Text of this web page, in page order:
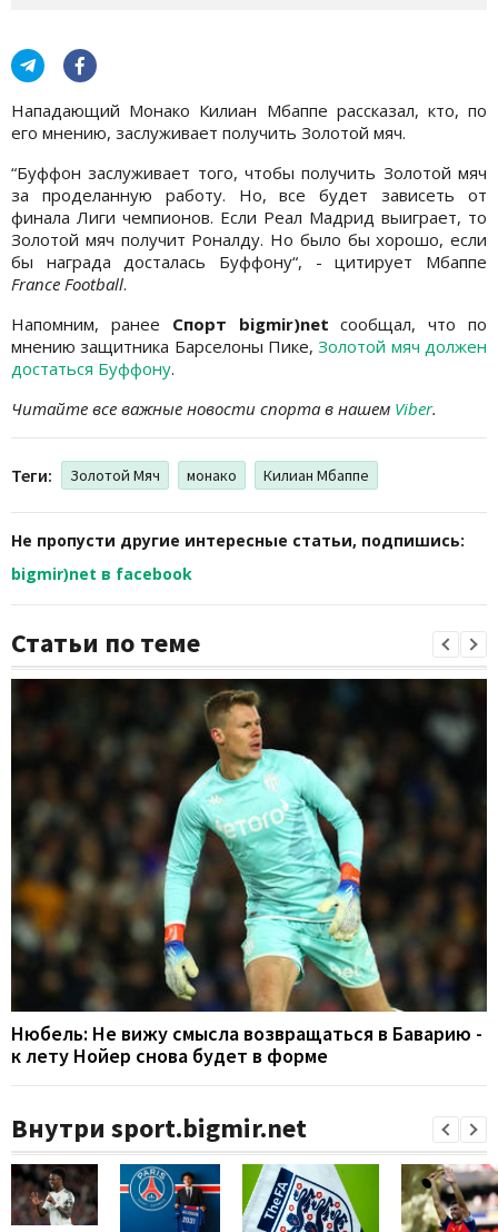
Нападающий Монако Килиан Мбаппе рассказал, кто, по
его мнению, заслуживает получить Золотой мяч.
“Буффон заслуживает того, чтобы получить Золотой мяч
за проделанную работу. Но, все будет зависеть от
финала Лиги чемпионов. Если Реал Мадрид выиграет, то
Золотой мяч получит Роналду. Но было бы хорошо, если
бы награда досталась Буффону“, - цитирует Мбаппе
France Football.
Напомним, ранее Спорт bigmir)netсообщал, что по
мнению защитника Барселоны Пике,Золотой мяч должен
достаться Буффону.
Читайте все важные новости спорта в нашем Viber.
Теги: Золотой Мяч монако Килиан Мбаппе
Не пропусти другие интересные статьи, подпишись:
bigmir)net в facebook
Статьи по теме
Нюбель: Не вижу смысла возвращаться в Баварию -
к лету Нойер снова будет в форме
Внутри sport.bigmir.net